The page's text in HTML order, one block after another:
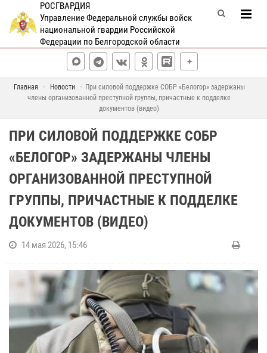
РОСГВАРДИЯ
Управление Федеральной службы войск
национальной гвардии Российской
Федерации по Белгородской области
Главная Новости
При силовой поддержке СОБР «Белогор» задержаны
члены организованной преступной группы, причастные к подделке
документов (видео)
ПРИ СИЛОВОЙ ПОДДЕРЖКЕ СОБР
«БЕЛОГОР» ЗАДЕРЖАНЫ ЧЛЕНЫ
ОРГАНИЗОВАННОЙ ПРЕСТУПНОЙ
ГРУППЫ, ПРИЧАСТНЫЕ К ПОДДЕЛКЕ
ДОКУМЕНТОВ (ВИДЕО)
14 мая 2026, 15:46